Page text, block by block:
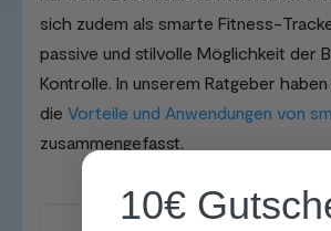
sich zudem als smarte Fitness-
passive und stilvolle Möglichkeit der
Kontrolle. In unserem Ratgeber
die Vorteile und Anwendungen von
zusammengefasst.
10€